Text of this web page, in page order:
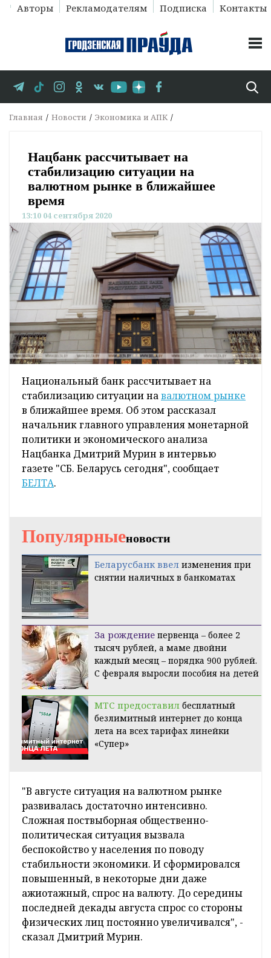
Авторы Рекламодателям Подписка Контакты
Главная Новости Экономика и АПК
Нацбанк рассчитывает на
стабилизацию ситуации на
валютном рынке в ближайшее
время
13:10 04 сентября 2020
Национальный банк рассчитывает на
стабилизацию ситуации навалютном рынке
в ближайшее время. Об этом рассказал
начальник главного управления монетарной
политики и экономического анализа
Нацбанка Дмитрий Мурин в интервью
газете "СБ. Беларусь сегодня", сообщает
БЕЛТА.
Популярныеновости
Беларусбанк ввел изменения при
снятии наличных в банкоматах
За рождение первенца – более 2
тысяч рублей, а маме двойни
каждый месяц – порядка 900 рублей.
С февраля выросли пособия на детей
МТС предоставил бесплатный
безлимитный интернет до конца
лета на всех тарифах линейки
«Супер»
"В августе ситуация на валютном рынке
развивалась достаточно интенсивно.
Сложная поствыборная общественно-
политическая ситуация вызвала
беспокойство у населения по поводу
стабильности экономики. И сформировался
повышенный, в некоторые дни даже
ажиотажный, спрос на валюту. До середины
последней декады августа спрос со стороны
физических лиц постоянно увеличивался", -
сказал Дмитрий Мурин.